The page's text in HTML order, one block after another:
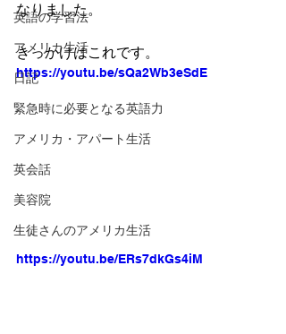
英語の学習法
アメリカ生活
日記
緊急時に必要となる英語力
アメリカ・アパート生活
英会話
美容院
生徒さんのアメリカ生活
なりました。
きっかけはこれです。
https://youtu.be/sQa2Wb3eSdE
https://youtu.be/ERs7dkGs4iM